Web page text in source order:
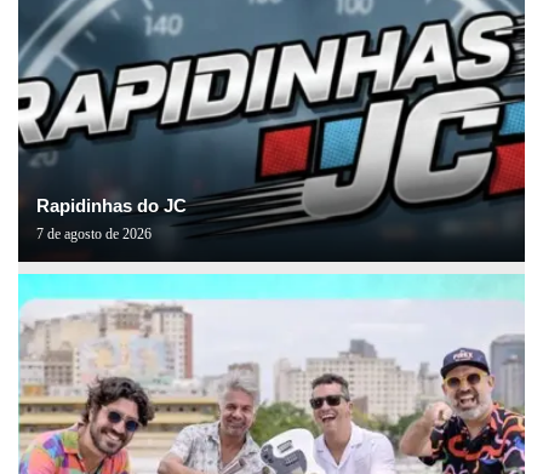
Rapidinhas do JC
7 de agosto de 2026